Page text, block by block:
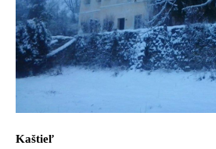
Kaštieľ